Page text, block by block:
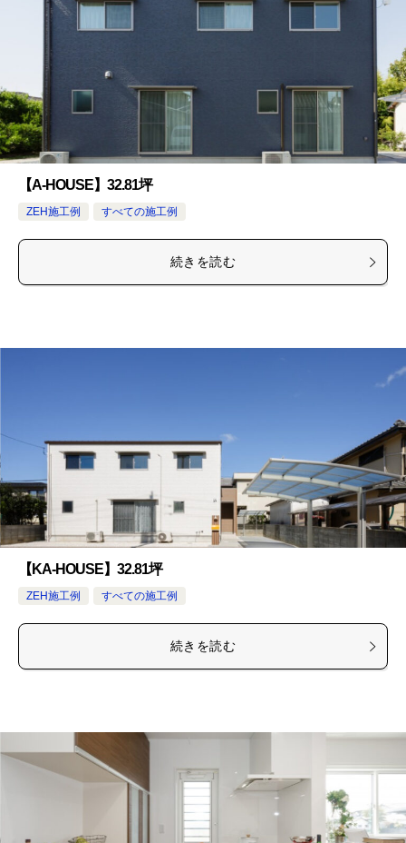
【A-HOUSE】32.81坪
ZEH施工例 すべての施工例
続きを読む
【KA-HOUSE】32.81坪
ZEH施工例 すべての施工例
続きを読む